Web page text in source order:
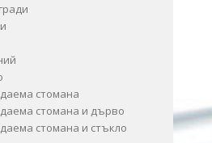
стомана
стомана и дърво
стомана и стъкло